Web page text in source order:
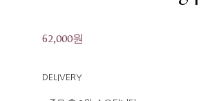
62,000원
DELIVERY